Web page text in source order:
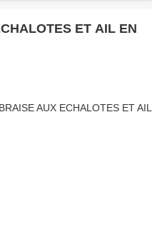
ET AIL EN